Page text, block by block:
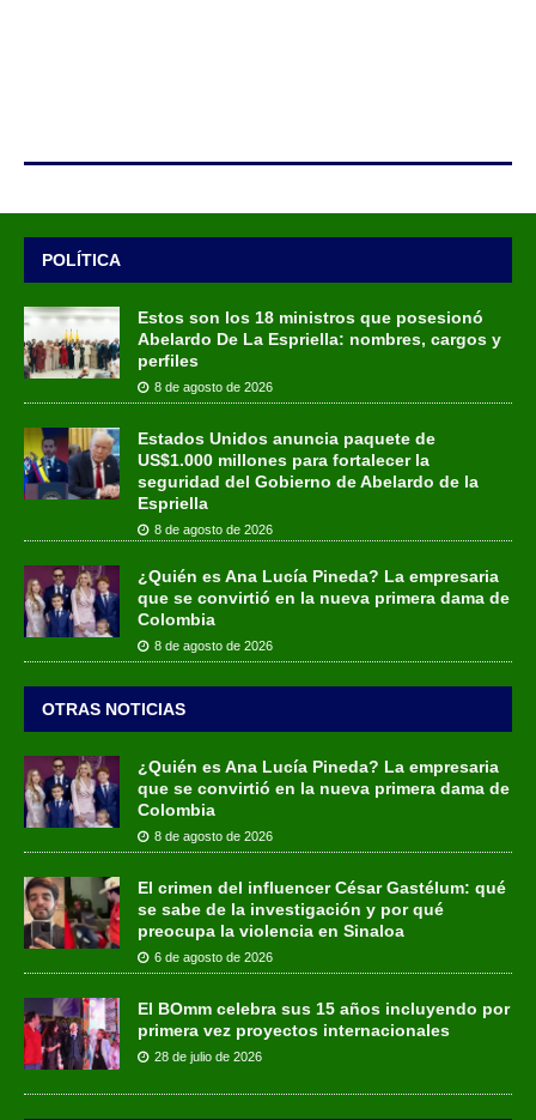
POLÍTICA
Estos son los 18 ministros que posesionó
Abelardo De La Espriella: nombres, cargos y
perfiles
8 de agosto de 2026
Estados Unidos anuncia paquete de
US$1.000 millones para fortalecer la
seguridad del Gobierno de Abelardo de la
Espriella
8 de agosto de 2026
¿Quién es Ana Lucía Pineda? La empresaria
que se convirtió en la nueva primera dama de
Colombia
8 de agosto de 2026
OTRAS NOTICIAS
¿Quién es Ana Lucía Pineda? La empresaria
que se convirtió en la nueva primera dama de
Colombia
8 de agosto de 2026
El crimen del influencer César Gastélum: qué
se sabe de la investigación y por qué
preocupa la violencia en Sinaloa
6 de agosto de 2026
El BOmm celebra sus 15 años incluyendo por
primera vez proyectos internacionales
28 de julio de 2026